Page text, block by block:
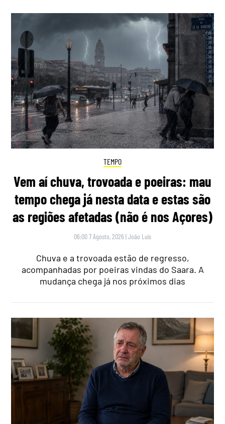
TEMPO
Vem aí chuva, trovoada e poeiras: mau
tempo chega já nesta data e estas são
as regiões afetadas (não é nos Açores)
06:00 7 Agosto, 2026 |João Luís
Chuva e a trovoada estão de regresso,
acompanhadas por poeiras vindas do Saara. A
mudança chega já nos próximos dias